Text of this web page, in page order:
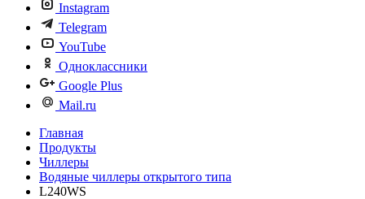
Instagram
Telegram
YouTube
Одноклассники
Google Plus
Mail.ru
Главная
Продукты
Чиллеры
Водяные чиллеры открытого типа
L240WS